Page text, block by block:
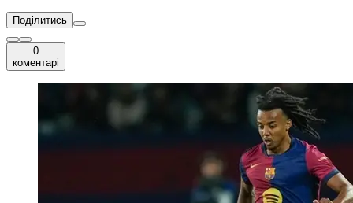
Поділитись
0
коментарі